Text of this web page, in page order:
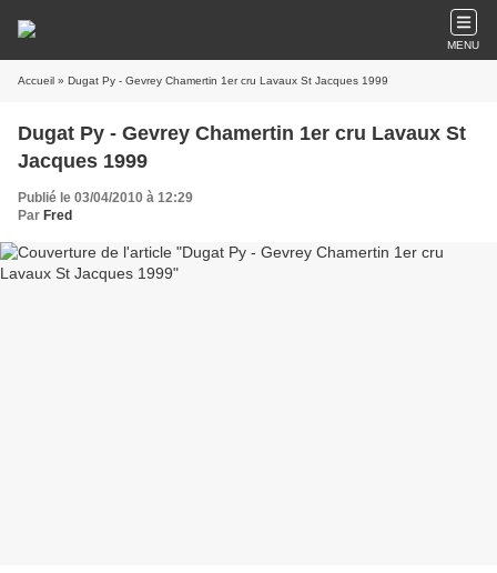
MENU
Accueil » Dugat Py - Gevrey Chamertin 1er cru Lavaux St Jacques 1999
Dugat Py - Gevrey Chamertin 1er cru Lavaux St
Jacques 1999
Publié le 03/04/2010 à 12:29
Par Fred